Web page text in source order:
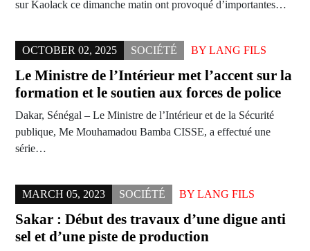
sur Kaolack ce dimanche matin ont provoqué d’importantes…
OCTOBER 02, 2025 SOCIÉTÉ BY LANG FILS
Le Ministre de l’Intérieur met l’accent sur la
formation et le soutien aux forces de police
Dakar, Sénégal – Le Ministre de l’Intérieur et de la Sécurité
publique, Me Mouhamadou Bamba CISSE, a effectué une
série…
MARCH 05, 2023 SOCIÉTÉ BY LANG FILS
Sakar : Début des travaux d’une digue anti
sel et d’une piste de production